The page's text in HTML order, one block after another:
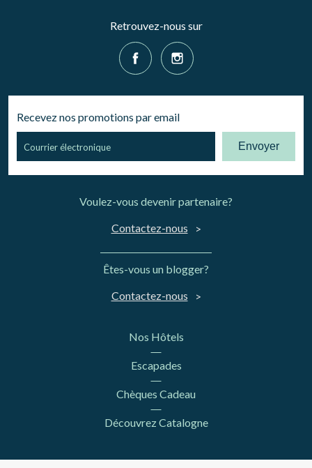
Retrouvez-nous sur
Recevez nos promotions par email
Envoyer
Voulez-vous devenir partenaire?
Contactez-nous
Êtes-vous un blogger?
Contactez-nous
Nos Hôtels
Escapades
Chèques Cadeau
Découvrez Catalogne